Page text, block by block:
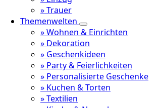
» Trauer
Themenwelten
» Wohnen & Einrichten
» Dekoration
» Geschenkideen
» Party & Feierlichkeiten
» Personalisierte Geschenke
» Kuchen & Torten
» Textilien